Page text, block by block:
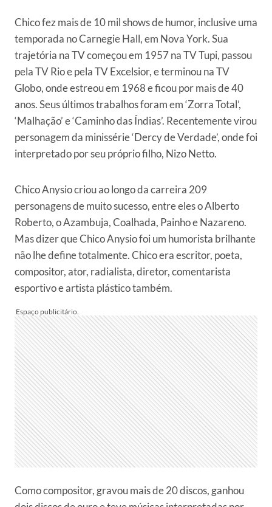
Chico fez mais de 10 mil shows de humor, inclusive uma
temporada no Carnegie Hall, em Nova York. Sua
trajetória na TV começou em 1957 na TV Tupi, passou
pela TV Rio e pela TV Excelsior, e terminou na TV
Globo, onde estreou em 1968 e ficou por mais de 40
anos. Seus últimos trabalhos foram em ‘Zorra Total’,
‘Malhação’ e ‘Caminho das Índias’. Recentemente virou
personagem da minissérie ‘Dercy de Verdade’, onde foi
interpretado por seu próprio filho, Nizo Netto.
Chico Anysio criou ao longo da carreira 209
personagens de muito sucesso, entre eles o Alberto
Roberto, o Azambuja, Coalhada, Painho e Nazareno.
Mas dizer que Chico Anysio foi um humorista brilhante
não lhe define totalmente. Chico era escritor, poeta,
compositor, ator, radialista, diretor, comentarista
esportivo e artista plástico também.
Como compositor, gravou mais de 20 discos, ganhou